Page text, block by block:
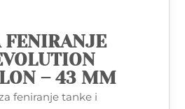
FENIRANJE
– 43 MM
feniranje tanke i